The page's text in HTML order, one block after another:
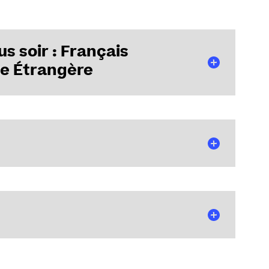
soir : Français
Étrangère
des conditions de vente des formations.